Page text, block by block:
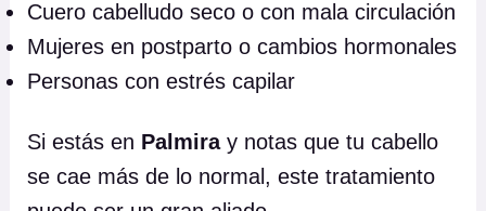
Cuero cabelludo seco o con mala circulación
Mujeres en postparto o cambios hormonales
Personas con estrés capilar
Si estás en Palmiray notas que tu cabello
se cae más de lo normal, este tratamiento